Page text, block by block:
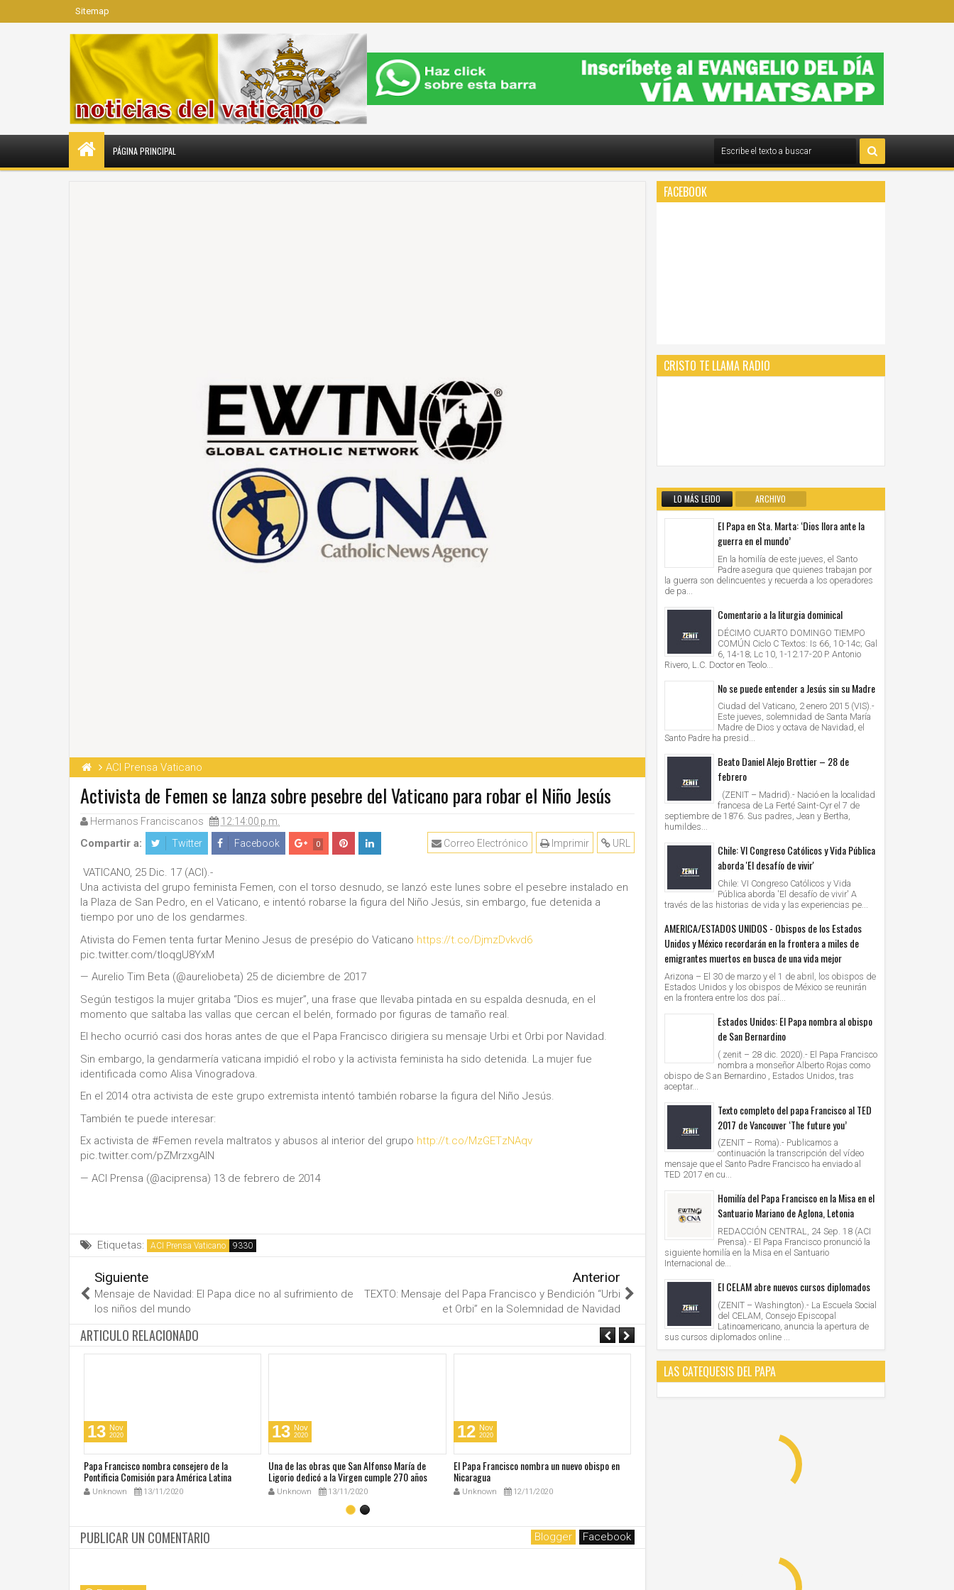
Sitemap
PÁGINA PRINCIPAL
ACI Prensa Vaticano
Activista de Femen se lanza sobre pesebre del Vaticano para robar el Niño Jesús
Hermanos Franciscanos 12:14:00 p.m.
Compartir a: Twitter Facebook 0 URL
Imprimir
Correo Electrónico
VATICANO, 25 Dic. 17 (ACI).-
Una activista del grupo feminista Femen, con el torso desnudo, se lanzó este lunes sobre el pesebre instalado en
la Plaza de San Pedro, en el Vaticano, e intentó robarse la figura del Niño Jesús, sin embargo, fue detenida a
tiempo por uno de los gendarmes.
Ativista do Femen tenta furtar Menino Jesus de presépio do Vaticano https://t.co/DjmzDvkvd6
pic.twitter.com/tIoqgU8YxM
— Aurelio Tim Beta (@aureliobeta) 25 de diciembre de 2017
Según testigos la mujer gritaba “Dios es mujer”, una frase que llevaba pintada en su espalda desnuda, en el
momento que saltaba las vallas que cercan el belén, formado por figuras de tamaño real.
El hecho ocurrió casi dos horas antes de que el Papa Francisco dirigiera su mensaje Urbi et Orbi por Navidad.
Sin embargo, la gendarmería vaticana impidió el robo y la activista feminista ha sido detenida. La mujer fue
identificada como Alisa Vinogradova.
En el 2014 otra activista de este grupo extremista intentó también robarse la figura del Niño Jesús.
También te puede interesar:
Ex activista de #Femen revela maltratos y abusos al interior del grupo http://t.co/MzGETzNAqv
pic.twitter.com/pZMrzxgAIN
— ACI Prensa (@aciprensa) 13 de febrero de 2014
Etiquetas: ACI Prensa Vaticano
Siguiente
Mensaje de Navidad: El Papa dice no al sufrimiento de
los niños del mundo
Anterior
TEXTO: Mensaje del Papa Francisco y Bendición “Urbi
et Orbi” en la Solemnidad de Navidad
ARTICULO RELACIONADO
13 Nov
2020
Papa Francisco nombra consejero de la
Pontificia Comisión para América Latina
Unknown 13/11/2020
13 Nov
2020
Una de las obras que San Alfonso María de
Ligorio dedicó a la Virgen cumple 270 años
Unknown 13/11/2020
12 Nov
2020
El Papa Francisco nombra un nuevo obispo en
Nicaragua
Unknown 12/11/2020
El Papa pide a la vida consagrada ser parte
PUBLICAR UN COMENTARIO Blogger Facebook
FACEBOOK
CRISTO TE LLAMA RADIO
LO MÁS LEIDO ARCHIVO
El Papa en Sta. Marta: ‘Dios llora ante la
guerra en el mundo’
En la homilía de este jueves, el Santo
Padre asegura que quienes trabajan por
la guerra son delincuentes y recuerda a los operadores
de pa...
Comentario a la liturgia dominical
DÉCIMO CUARTO DOMINGO TIEMPO
COMÚN Ciclo C Textos: Is 66, 10-14c; Gal
6, 14-18; Lc 10, 1-12.17-20 P. Antonio
Rivero, L.C. Doctor en Teolo...
No se puede entender a Jesús sin su Madre
Ciudad del Vaticano, 2 enero 2015 (VIS).-
Este jueves, solemnidad de Santa María
Madre de Dios y octava de Navidad, el
Santo Padre ha presid...
Beato Daniel Alejo Brottier – 28 de
febrero
(ZENIT – Madrid).- Nació en la localidad
francesa de La Ferté Saint-Cyr el 7 de
septiembre de 1876. Sus padres, Jean y Bertha,
humildes...
Chile: VI Congreso Católicos y Vida Pública
aborda 'El desafío de vivir'
Chile: VI Congreso Católicos y Vida
Pública aborda 'El desafío de vivir' A
través de las historias de vida y las experiencias pe...
AMERICA/ESTADOS UNIDOS - Obispos de los Estados
Unidos y México recordarán en la frontera a miles de
emigrantes muertos en busca de una vida mejor
Arizona – El 30 de marzo y el 1 de abril, los obispos de
Estados Unidos y los obispos de México se reunirán
en la frontera entre los dos paí...
Estados Unidos: El Papa nombra al obispo
de San Bernardino
( zenit – 28 dic. 2020).- El Papa Francisco
nombra a monseñor Alberto Rojas como
obispo de S an Bernardino , Estados Unidos, tras
aceptar...
Texto completo del papa Francisco al TED
2017 de Vancouver ‘The future you’
(ZENIT – Roma).- Publicamos a
continuación la transcripción del vídeo
mensaje que el Santo Padre Francisco ha enviado al
TED 2017 en cu...
Homilía del Papa Francisco en la Misa en el
Santuario Mariano de Aglona, Letonia
REDACCIÓN CENTRAL, 24 Sep. 18 (ACI
Prensa).- El Papa Francisco pronunció la
siguiente homilía en la Misa en el Santuario
Internacional de...
El CELAM abre nuevos cursos diplomados
(ZENIT – Washington).- La Escuela Social
del CELAM, Consejo Episcopal
Latinoamericano, anuncia la apertura de
sus cursos diplomados online ...
LAS CATEQUESIS DEL PAPA